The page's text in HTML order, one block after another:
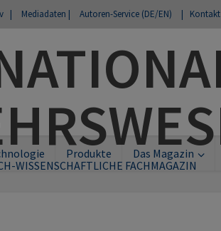
| Mediadaten | Autoren-Service (DE/EN) | Kontakt
WISSENSCHAFTLICHE FACHMAGAZIN
Produkte Das Magazin